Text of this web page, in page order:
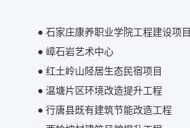
●石家庄康养职业学院工程建设项目
● 嶂石岩艺术中心
●红土岭山陉居生态民宿项目
● 温塘片区环境改造提升工程
● 行唐县既有建筑节能改造工程